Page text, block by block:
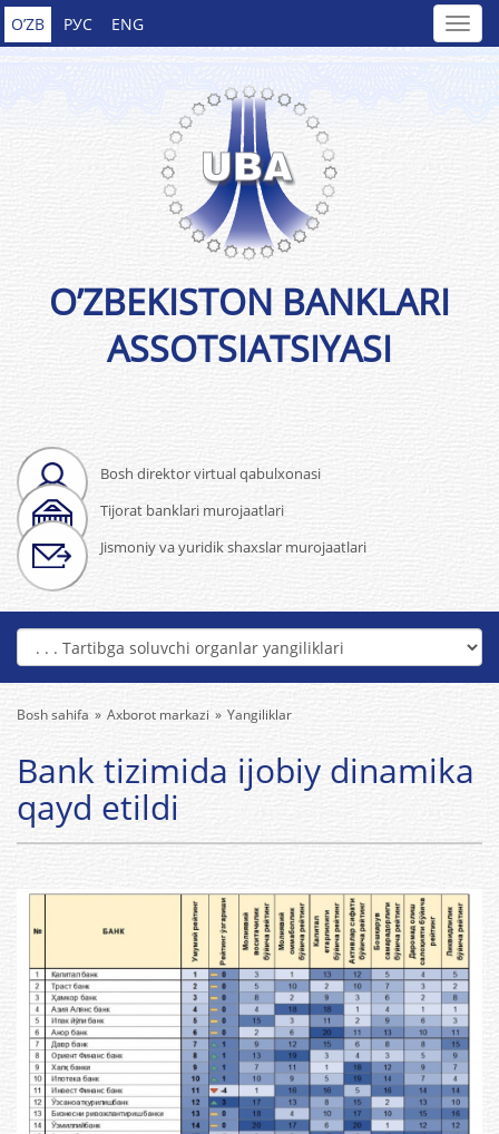
O’ZB РУС ENG
Bosh direktor virtual qabulxonasi
Tijorat banklari murojaatlari
Jismoniy va yuridik shaxslar murojaatlari
O’ZBEKISTON BANKLARI
ASSOTSIATSIYASI
Bosh sahifa Axborot markazi Yangiliklar
Bank tizimida ijobiy dinamika
qayd etildi